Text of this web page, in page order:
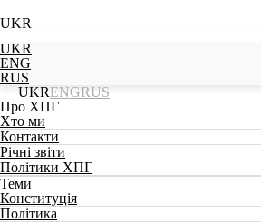
UKR
UKR
ENG
RUS
UKRENGRUS
Про ХПГ
Хто ми
Контакти
Річні звіти
Політики ХПГ
Теми
Конституція
Політика